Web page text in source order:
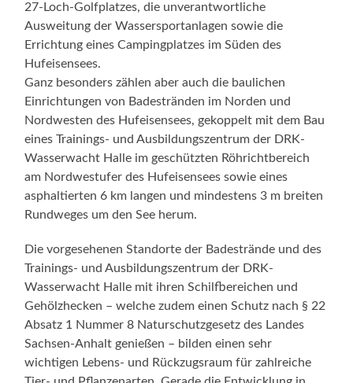
27-Loch-Golfplatzes, die unverantwortliche
Ausweitung der Wassersportanlagen sowie die
Errichtung eines Campingplatzes im Süden des
Hufeisensees.
Ganz besonders zählen aber auch die baulichen
Einrichtungen von Badestränden im Norden und
Nordwesten des Hufeisensees, gekoppelt mit dem Bau
eines Trainings- und Ausbildungszentrum der DRK-
Wasserwacht Halle im geschützten Röhrichtbereich
am Nordwestufer des Hufeisensees sowie eines
asphaltierten 6 km langen und mindestens 3 m breiten
Rundweges um den See herum.
Die vorgesehenen Standorte der Badestrände und des
Trainings- und Ausbildungszentrum der DRK-
Wasserwacht Halle mit ihren Schilfbereichen und
Gehölzhecken – welche zudem einen Schutz nach § 22
Absatz 1 Nummer 8 Naturschutzgesetz des Landes
Sachsen-Anhalt genießen – bilden einen sehr
wichtigen Lebens- und Rückzugsraum für zahlreiche